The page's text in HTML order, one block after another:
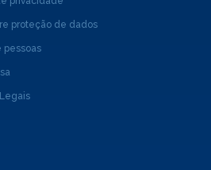
proteção de dados
pessoas